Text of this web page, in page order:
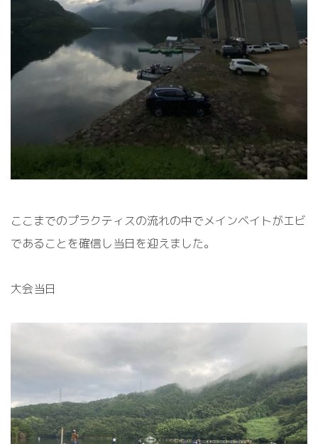
ここまでのプラクティスの流れの中でメインベイトがエビ
であることを確信し当日を迎えました。
大会当日